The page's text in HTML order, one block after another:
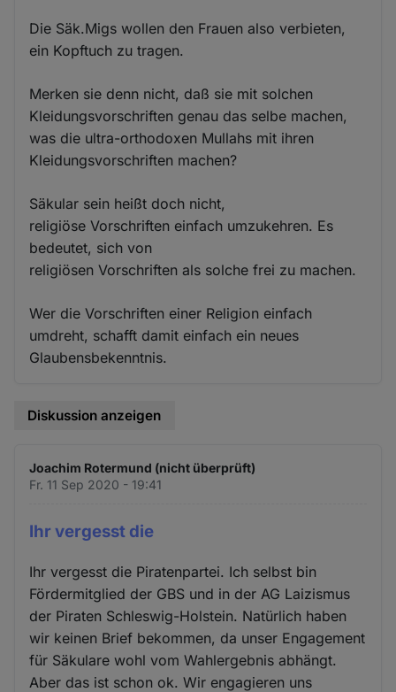
Die Säk.Migs wollen den Frauen also verbieten,
ein Kopftuch zu tragen.
Merken sie denn nicht, daß sie mit solchen
Kleidungsvorschriften genau das selbe machen,
was die ultra-orthodoxen Mullahs mit ihren
Kleidungsvorschriften machen?
Säkular sein heißt doch nicht,
religiöse Vorschriften einfach umzukehren. Es
bedeutet, sich von
religiösen Vorschriften als solche frei zu machen.
Wer die Vorschriften einer Religion einfach
umdreht, schafft damit einfach ein neues
Glaubensbekenntnis.
Diskussion anzeigen
Joachim Rotermund (nicht überprüft)
Fr. 11 Sep 2020 - 19:41
Ihr vergesst die
Ihr vergesst die Piratenpartei. Ich selbst bin
Fördermitglied der GBS und in der AG Laizismus
der Piraten Schleswig-Holstein. Natürlich haben
wir keinen Brief bekommen, da unser Engagement
für Säkulare wohl vom Wahlergebnis abhängt.
Aber das ist schon ok. Wir engagieren uns